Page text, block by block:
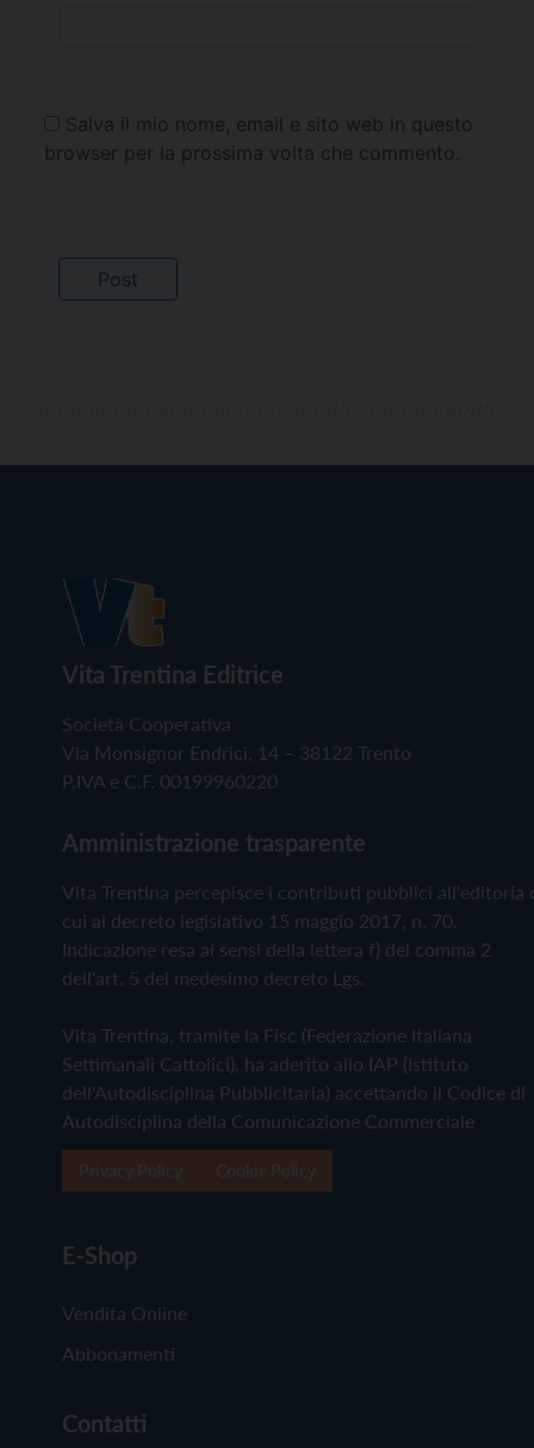
Salva il mio nome, email e sito web in questo
browser per la prossima volta che commento.
Vita Trentina Editrice
Società Cooperativa
Via Monsignor Endrici, 14 – 38122 Trento
P.IVA e C.F. 00199960220
Amministrazione trasparente
Vita Trentina percepisce i contributi pubblici all'editoria
cui al decreto legislativo 15 maggio 2017, n. 70.
Indicazione resa ai sensi della lettera f) del comma 2
dell'art. 5 del medesimo decreto Lgs.
Vita Trentina, tramite la Fisc (Federazione Italiana
Settimanali Cattolici), ha aderito allo IAP (Istituto
dell'Autodisciplina Pubblicitaria) accettando il Codice di
Autodisciplina della Comunicazione Commerciale
E-Shop
Vendita Online
Abbonamenti
Contatti